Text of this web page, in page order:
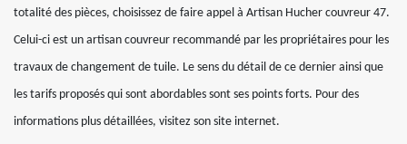
totalité des pièces, choisissez de faire appel à Artisan Hucher couvreur 47.
Celui-ci est un artisan couvreur recommandé par les propriétaires pour les
travaux de changement de tuile. Le sens du détail de ce dernier ainsi que
les tarifs proposés qui sont abordables sont ses points forts. Pour des
informations plus détaillées, visitez son site internet.